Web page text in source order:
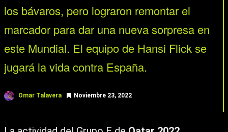
los bávaros, pero lograron remontar el
marcador para dar una nueva sorpresa en
este Mundial. El equipo de Hansi Flick se
jugará la vida contra España.
Omar Talavera Noviembre 23, 2022